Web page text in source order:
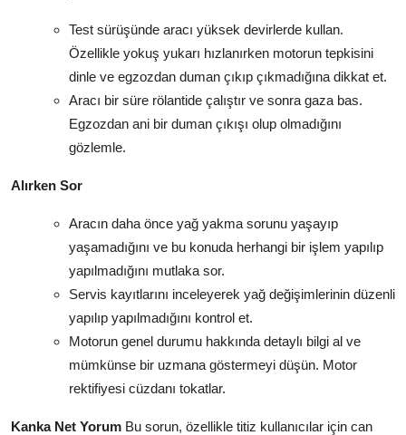
Test sürüşünde aracı yüksek devirlerde kullan.
Özellikle yokuş yukarı hızlanırken motorun tepkisini
dinle ve egzozdan duman çıkıp çıkmadığına dikkat et.
Aracı bir süre rölantide çalıştır ve sonra gaza bas.
Egzozdan ani bir duman çıkışı olup olmadığını
gözlemle.
Alırken Sor
Aracın daha önce yağ yakma sorunu yaşayıp
yaşamadığını ve bu konuda herhangi bir işlem yapılıp
yapılmadığını mutlaka sor.
Servis kayıtlarını inceleyerek yağ değişimlerinin düzenli
yapılıp yapılmadığını kontrol et.
Motorun genel durumu hakkında detaylı bilgi al ve
mümkünse bir uzmana göstermeyi düşün. Motor
rektifiyesi cüzdanı tokatlar.
Kanka Net Yorum Bu sorun, özellikle titiz kullanıcılar için can